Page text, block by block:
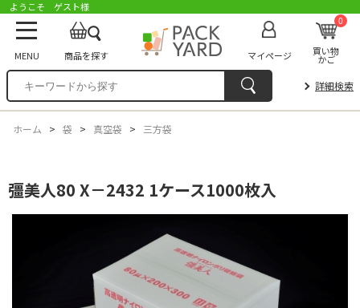
ようこそ ゲスト様
MENU 商品を探す マイページ
0
買い物
かご
詳細検索
ホーム > 袋 > 真空袋 > 三方袋
彊美人80 X－2432 1ケース1000枚入